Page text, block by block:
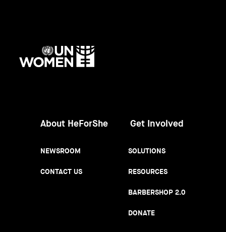
About HeForShe
NEWSROOM
CONTACT US
Get Involved
SOLUTIONS
RESOURCES
BARBERSHOP 2.0
DONATE